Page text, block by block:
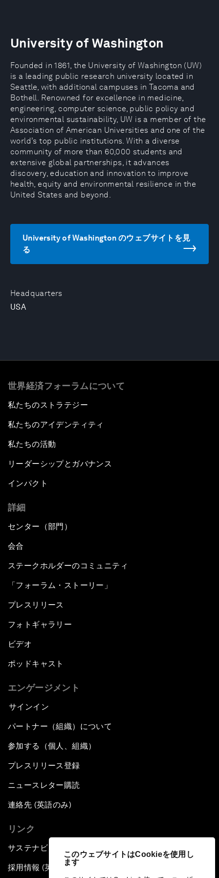
このウェブサイトはCookieを使用し
ます
Headquarters
USA
University of Washington
Founded in 1861, the University of Washington (UW)
is a leading public research university located in
Seattle, with additional campuses in Tacoma and
Bothell. Renowned for excellence in medicine,
engineering, computer science, public policy and
environmental sustainability, UW is a member of the
Association of American Universities and one of the
world’s top public institutions. With a diverse
community of more than 60,000 students and
extensive global partnerships, it advances
discovery, education and innovation to improve
health, equity and environmental resilience in the
United States and beyond.
University of Washington のウェブサイトを見
る
世界経済フォーラムについて
私たちのストラテジー
私たちのアイデンティティ
私たちの活動
リーダーシップとガバナンス
インパクト
詳細
センター（部門）
会合
ステークホルダーのコミュニティ
「フォーラム・ストーリー」
プレスリリース
フォトギャラリー
ビデオ
ポッドキャスト
エンゲージメント
サインイン
パートナー（組織）について
参加する（個人、組織）
プレスリリース登録
ニュースレター購読
連絡先 (英語のみ)
リンク
サステナビリティへの取り組み
採用情報 (英語のみ)